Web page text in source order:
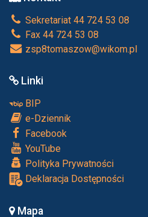
Sekretariat 44 724 53 08
Fax 44 724 53 08
zsp8tomaszow@wikom.pl
Linki
BIP
e-Dziennik
Facebook
YouTube
Polityka Prywatności
Deklaracja Dostępności
Mapa